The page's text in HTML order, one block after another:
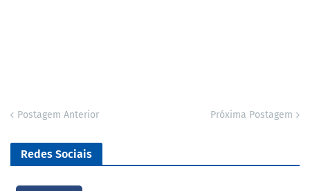
Postagem Anterior Próxima Postagem
Redes Sociais